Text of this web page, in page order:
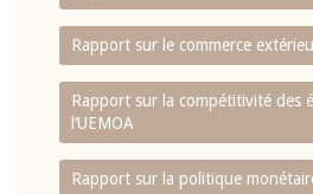
Rapport sur le commerce
Rapport sur la compétitivité des
l‘UEMOA
Rapport sur la politique